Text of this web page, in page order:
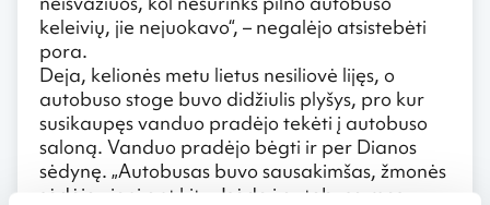
keleivių, jie nejuokavo“, – negalėjo atsistebėti
pora.
Deja, kelionės metu lietus nesiliovė lijęs, o
autobuso stoge buvo didžiulis plyšys, pro kur
susikaupęs vanduo pradėjo tekėti į autobuso
saloną. Vanduo pradėjo bėgti ir per Dianos
sėdynę. „Autobusas buvo sausakimšas, žmonės
sėdėjo vieni ant kitų. Įsėdę į autobusą mes